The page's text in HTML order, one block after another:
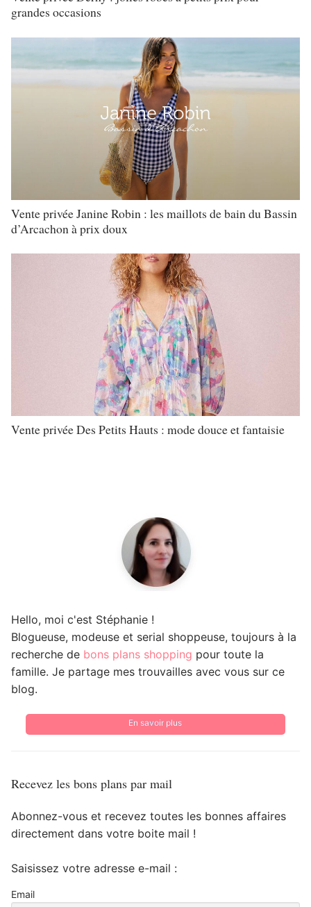
grandes occasions
Vente privée Janine Robin : les maillots de bain du Bassin
d’Arcachon à prix doux
Vente privée Des Petits Hauts : mode douce et fantaisie
Hello, moi c'est Stéphanie !
Blogueuse, modeuse et serial shoppeuse, toujours à la
recherche de bons plans shopping pour toute la
famille. Je partage mes trouvailles avec vous sur ce
blog.
En savoir plus
Recevez les bons plans par mail
Abonnez-vous et recevez toutes les bonnes affaires
directement dans votre boite mail !
Saisissez votre adresse e-mail :
Email